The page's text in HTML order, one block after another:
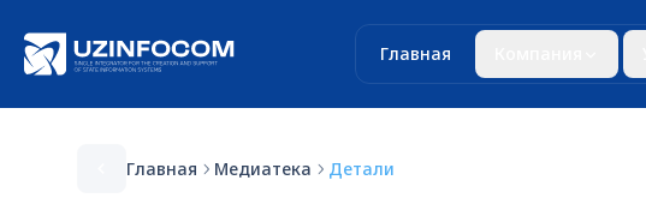
Главная
Главная Медиатека Детали